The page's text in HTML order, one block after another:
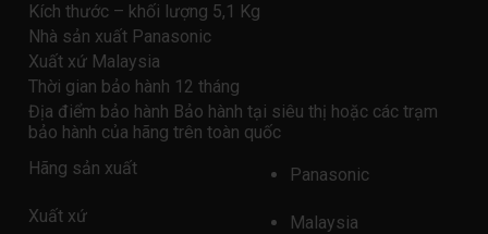
Kích thước – khối lượng 5,1 Kg
Nhà sản xuất Panasonic
Xuất xứ Malaysia
Thời gian bảo hành 12 tháng
Địa điểm bảo hành Bảo hành tại siêu thị hoặc các trạm
bảo hành của hãng trên toàn quốc
Hãng sản xuất
Panasonic
Xuất xứ
Malaysia